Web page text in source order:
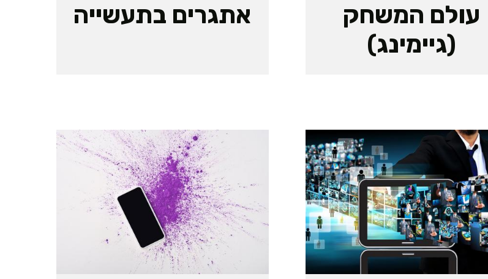
עולם המשחק
(גיימינג)
אתגרים בתעשייה